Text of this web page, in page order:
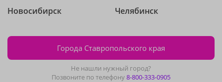
Новосибирск
Челябинск
Города Ставропольского края
Не нашли нужный город?
Позвоните по телефону8-800-333-0905